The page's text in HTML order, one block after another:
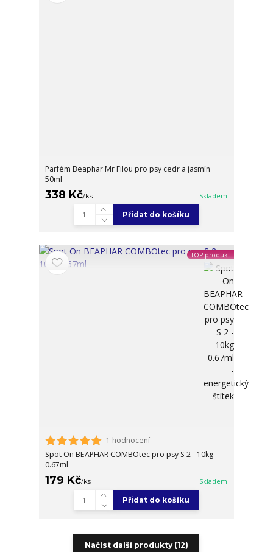
Parfém Beaphar Mr Filou pro psy cedr a jasmín
50ml
338 Kč/ks Skladem
Přidat do košíku
TOP produkt
1 hodnocení
Spot On BEAPHAR COMBOtec pro psy S 2 - 10kg
0.67ml
179 Kč/ks Skladem
Přidat do košíku
Načíst další produkty (12)